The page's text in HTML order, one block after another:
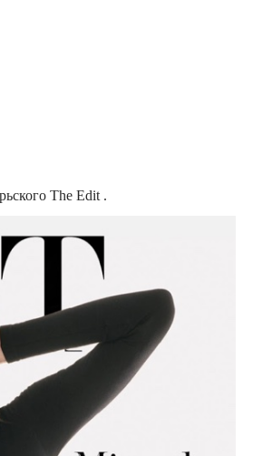
The Edit .